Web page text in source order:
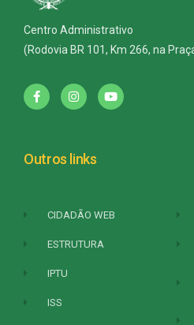
Centro Administrativo
(Rodovia BR 101, Km 266, na
Outros links
CIDADÃO WEB
ESTRUTURA
IPTU
ISS